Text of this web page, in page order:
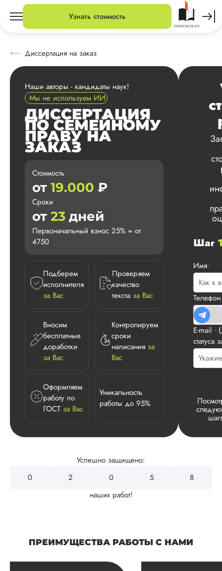
Узнать стоимость
Диссертация на заказ
Наши авторы - кандидаты наук!
Мы не используем ИИ
ДИССЕРТАЦИЯ
ПО СЕМЕЙНОМУ
ПРАВУ НА
ЗАКАЗ
Стоимость
от 19.000 ₽
Сроки
от 23 дней
Первоначальный взнос 25% = от
4750
Подберем
исполнителя
за Вас
Проверяем
качество
текста за Вас
Вносим
бесплатные
доработки
за Вас
Контролируем
сроки
написания за
Вас
Оформляем
работу по
ГОСТ за Вас
Уникальность
работы до 95%
Шаг
Имя*
E-mail *
статуса
Успешно защищено:
2
3
4
2
0
наших работ!
ПРЕИМУЩЕСТВА РАБОТЫ С НАМИ